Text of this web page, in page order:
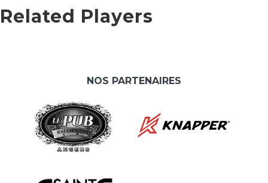
Related Players
NOS PARTENAIRES